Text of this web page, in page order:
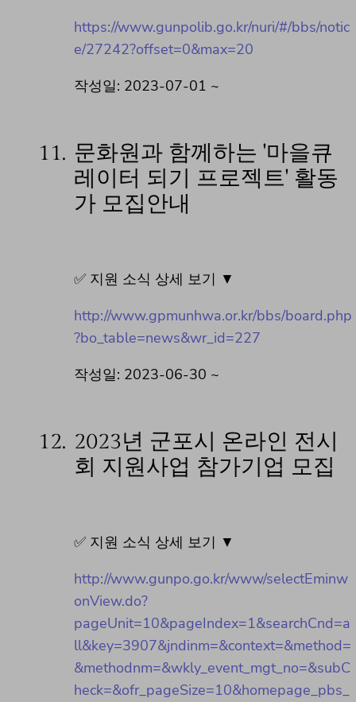
https://www.gunpolib.go.kr/nuri/#/bbs/notic
e/27242?offset=0&max=20
작성일: 2023-07-01 ~
11. 문화원과 함께하는 '마을큐
레이터 되기 프로젝트' 활동
가 모집안내
✅ 지원 소식 상세 보기 ▼
http://www.gpmunhwa.or.kr/bbs/board.php
?bo_table=news&wr_id=227
작성일: 2023-06-30 ~
12. 2023년 군포시 온라인 전시
회 지원사업 참가기업 모집
✅ 지원 소식 상세 보기 ▼
http://www.gunpo.go.kr/www/selectEminw
onView.do?
pageUnit=10&pageIndex=1&searchCnd=a
ll&key=3907&jndinm=&context=&method=
&methodnm=&wkly_event_mgt_no=&subC
heck=&ofr_pageSize=10&homepage_pbs_